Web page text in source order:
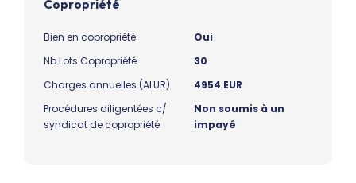
Copropriété
Bien en copropriété
Oui
Nb Lots Copropriété
30
Charges annuelles (ALUR)
4954 EUR
Procédures diligentées c/
syndicat de copropriété
Non soumis à un
impayé